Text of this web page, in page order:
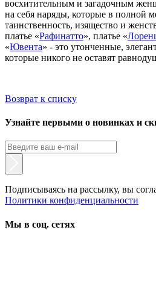
восхитительным и загадочным
на себя наряды, которые в полной
таинственность, изящество и
платье «Рафинатто», платье «
«Ювента» - это утонченные,
которые никого не оставят
Возврат к списку
Узнайте первыми о новинках и
Подписываясь на рассылку, вы
Политики конфиденциальности
Мы в соц. сетях